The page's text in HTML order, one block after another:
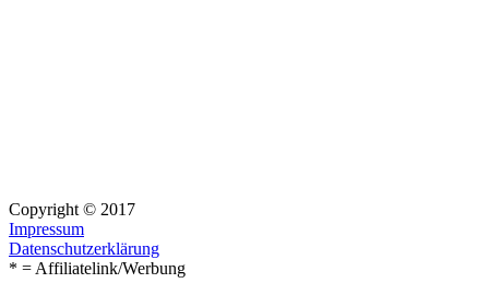
Copyright © 2017
Impressum
Datenschutzerklärung
* = Affiliatelink/Werbung